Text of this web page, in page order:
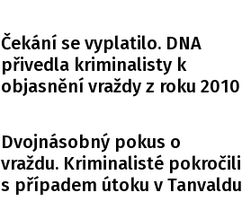
Čekání se vyplatilo. DNA
přivedla kriminalisty k
objasnění vraždy z roku 2010
Dvojnásobný pokus o
vraždu. Kriminalisté pokročili
s případem útoku v Tanvaldu